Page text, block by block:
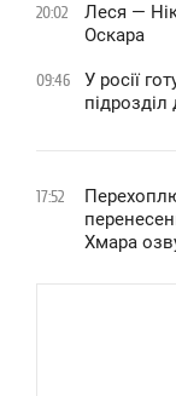
20:02
Леся —
Оскара
09:46
У росії
підрозділ
17:52
Хмара